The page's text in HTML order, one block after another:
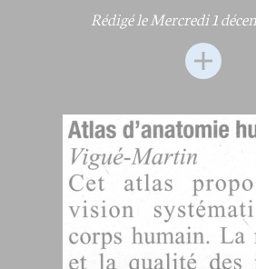
Rédigé le Mercredi 1